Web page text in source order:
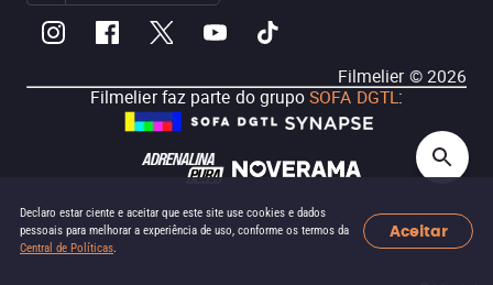
Declaro estar ciente e aceitar que este site use cookies e dados
pessoais para melhorar a experiência de uso, conforme os termos da
Central de Políticas.
Aceitar
Filmelier ©2026
Filmelier faz parte do grupoSOFA DGTL: